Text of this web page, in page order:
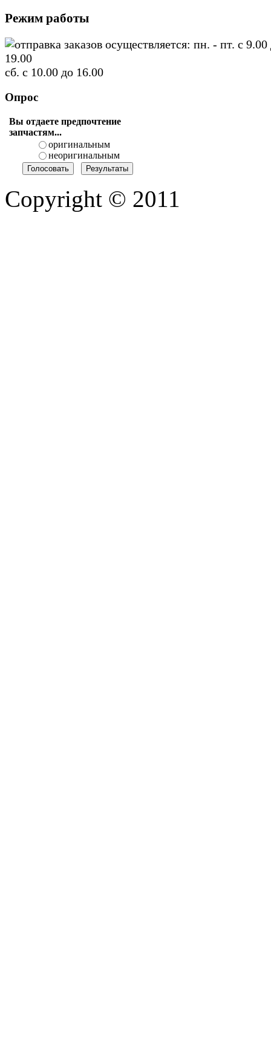
Режим работы
отправка заказов осуществляется: пн. - пт. с 9.00
19.00
сб. с 10.00 до 16.00
Опрос
Вы отдаете предпочтение
запчастям...
оригинальным
неоригинальным
Copyright © 2011